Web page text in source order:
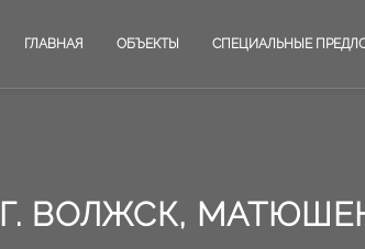
ГЛАВНАЯ ОБЪЕКТЫ СПЕЦИАЛЬНЫЕ
Г. ВОЛЖСК,